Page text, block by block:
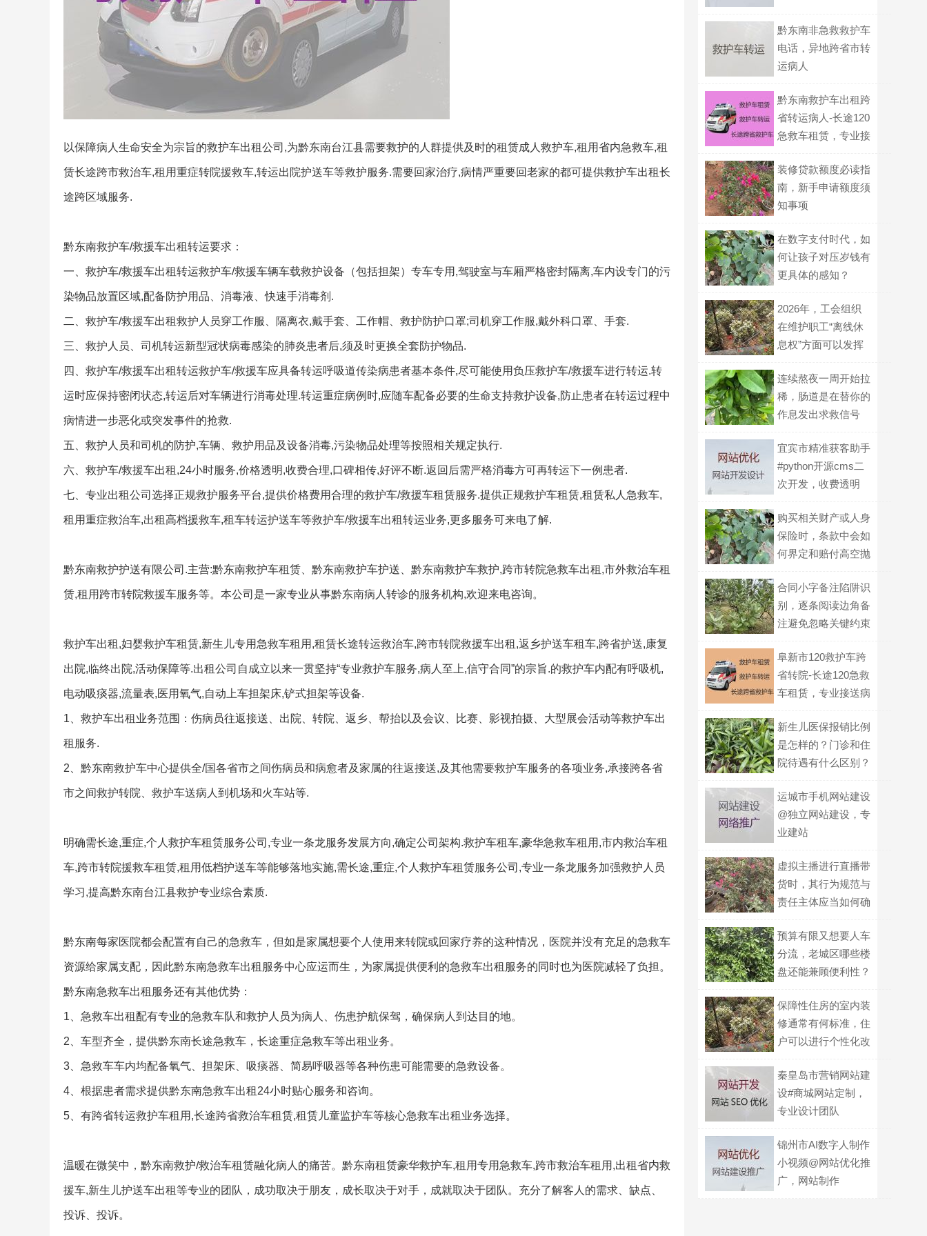
以保障病人生命安全为宗旨的救护车出租公司,为黔东南台江县需要救护的人群提供及时的租赁成人救护车,租用省内急救车,租
赁长途跨市救治车,租用重症转院援救车,转运出院护送车等救护服务.需要回家治疗,病情严重要回老家的都可提供救护车出租长
途跨区域服务.
黔东南救护车/救援车出租转运要求：
一、救护车/救援车出租转运救护车/救援车辆车载救护设备（包括担架）专车专用,驾驶室与车厢严格密封隔离,车内设专门的污
染物品放置区域,配备防护用品、消毒液、快速手消毒剂.
二、救护车/救援车出租救护人员穿工作服、隔离衣,戴手套、工作帽、救护防护口罩;司机穿工作服,戴外科口罩、手套.
三、救护人员、司机转运新型冠状病毒感染的肺炎患者后,须及时更换全套防护物品.
四、救护车/救援车出租转运救护车/救援车应具备转运呼吸道传染病患者基本条件,尽可能使用负压救护车/救援车进行转运.转
运时应保持密闭状态,转运后对车辆进行消毒处理.转运重症病例时,应随车配备必要的生命支持救护设备,防止患者在转运过程中
病情进一步恶化或突发事件的抢救.
五、救护人员和司机的防护,车辆、救护用品及设备消毒,污染物品处理等按照相关规定执行.
六、救护车/救援车出租,24小时服务,价格透明,收费合理,口碑相传,好评不断.返回后需严格消毒方可再转运下一例患者.
七、专业出租公司选择正规救护服务平台,提供价格费用合理的救护车/救援车租赁服务.提供正规救护车租赁,租赁私人急救车,
租用重症救治车,出租高档援救车,租车转运护送车等救护车/救援车出租转运业务,更多服务可来电了解.
黔东南救护护送有限公司.主营:黔东南救护车租赁、黔东南救护车护送、黔东南救护车救护,跨市转院急救车出租,市外救治车租
赁,租用跨市转院救援车服务等。本公司是一家专业从事黔东南病人转诊的服务机构,欢迎来电咨询。
救护车出租,妇婴救护车租赁,新生儿专用急救车租用,租赁长途转运救治车,跨市转院救援车出租,返乡护送车租车,跨省护送,康复
出院,临终出院,活动保障等.出租公司自成立以来一贯坚持“专业救护车服务,病人至上,信守合同”的宗旨.的救护车内配有呼吸机,
电动吸痰器,流量表,医用氧气,自动上车担架床,铲式担架等设备.
1、救护车出租业务范围：伤病员往返接送、出院、转院、返乡、帮抬以及会议、比赛、影视拍摄、大型展会活动等救护车出
租服务.
2、黔东南救护车中心提供全/国各省市之间伤病员和病愈者及家属的往返接送,及其他需要救护车服务的各项业务,承接跨各省
市之间救护转院、救护车送病人到机场和火车站等.
明确需长途,重症,个人救护车租赁服务公司,专业一条龙服务发展方向,确定公司架构.救护车租车,豪华急救车租用,市内救治车租
车,跨市转院援救车租赁,租用低档护送车等能够落地实施,需长途,重症,个人救护车租赁服务公司,专业一条龙服务加强救护人员
学习,提高黔东南台江县救护专业综合素质.
黔东南每家医院都会配置有自己的急救车，但如是家属想要个人使用来转院或回家疗养的这种情况，医院并没有充足的急救车
资源给家属支配，因此黔东南急救车出租服务中心应运而生，为家属提供便利的急救车出租服务的同时也为医院减轻了负担。
黔东南急救车出租服务还有其他优势：
1、急救车出租配有专业的急救车队和救护人员为病人、伤患护航保驾，确保病人到达目的地。
2、车型齐全，提供黔东南长途急救车，长途重症急救车等出租业务。
3、急救车车内均配备氧气、担架床、吸痰器、简易呼吸器等各种伤患可能需要的急救设备。
4、根据患者需求提供黔东南急救车出租24小时贴心服务和咨询。
5、有跨省转运救护车租用,长途跨省救治车租赁,租赁儿童监护车等核心急救车出租业务选择。
温暖在微笑中，黔东南救护/救治车租赁融化病人的痛苦。黔东南租赁豪华救护车,租用专用急救车,跨市救治车租用,出租省内救
援车,新生儿护送车出租等专业的团队，成功取决于朋友，成长取决于对手，成就取决于团队。充分了解客人的需求、缺点、
投诉、投诉。
黔东南非急救救护车
电话，异地跨省市转
运病人
黔东南救护车出租跨
省转运病人-长途120
急救车租赁，专业接
装修贷款额度必读指
南，新手申请额度须
知事项
在数字支付时代，如
何让孩子对压岁钱有
更具体的感知？
2026年，工会组织
在维护职工“离线休
息权”方面可以发挥
连续熬夜一周开始拉
稀，肠道是在替你的
作息发出求救信号
宜宾市精准获客助手
#python开源cms二
次开发，收费透明
购买相关财产或人身
保险时，条款中会如
何界定和赔付高空抛
合同小字备注陷阱识
别，逐条阅读边角备
注避免忽略关键约束
阜新市120救护车跨
省转院-长途120急救
车租赁，专业接送病
新生儿医保报销比例
是怎样的？门诊和住
院待遇有什么区别？
运城市手机网站建设
@独立网站建设，专
业建站
虚拟主播进行直播带
货时，其行为规范与
责任主体应当如何确
预算有限又想要人车
分流，老城区哪些楼
盘还能兼顾便利性？
保障性住房的室内装
修通常有何标准，住
户可以进行个性化改
秦皇岛市营销网站建
设#商城网站定制，
专业设计团队
锦州市AI数字人制作
小视频@网站优化推
广，网站制作